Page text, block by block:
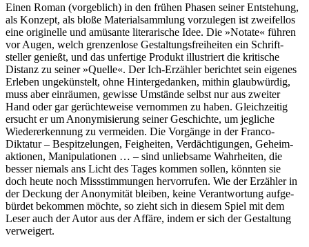
Einen Roman (vorgeblich) in den frühen Phasen seiner Entstehung,
als Konzept, als bloße Material­samm­lung vorzulegen ist zweifellos
eine originelle und amüsante literari­sche Idee. Die »Notate« führen
vor Augen, welch grenzenlose Ge­staltungs­frei­heiten ein Schrift­
steller genießt, und das unfertige Produkt illustriert die kritische
Distanz zu seiner »Quelle«. Der Ich-Erzähler berichtet sein eigenes
Erleben ungeküns­telt, ohne Hinter­gedan­ken, mithin glaubwürdig,
muss aber einräumen, gewisse Umstände selbst nur aus zweiter
Hand oder gar gerüchte­weise vernommen zu haben. Gleich­zeitig
ersucht er um Anonymi­sierung seiner Geschichte, um jegliche
Wieder­erken­nung zu vermeiden. Die Vorgänge in der Franco-
Diktatur – Bespitze­lungen, Feigheiten, Verdächti­gungen, Geheim­
aktionen, Manipula­tionen … – sind unliebsame Wahrheiten, die
besser niemals ans Licht des Tages kommen sollen, könnten sie
doch heute noch Miss­stimmun­gen hervorrufen. Wie der Erzähler in
der Deckung der Anonymität bleiben, keine Verant­wortung aufge­
bürdet bekommen möchte, so zieht sich in diesem Spiel mit dem
Leser auch der Autor aus der Affäre, indem er sich der Gestaltung
verweigert.